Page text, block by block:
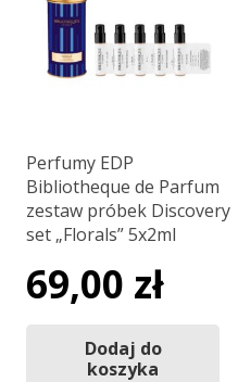
Perfumy EDP
Bibliotheque de Parfum
zestaw próbek Discovery
set „Florals” 5x2ml
69,00 zł
Dodaj do
koszyka